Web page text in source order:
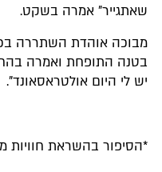
שאתגייר" אמרה בשקט.
מבוכה אוהדת השתררה
בטנה התופחת ואמרה
יש לי היום אולטראסאונד".
*הסיפור בהשראת חוויות